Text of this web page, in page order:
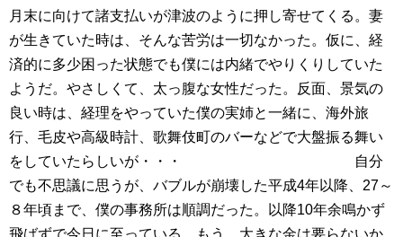
月末に向けて諸支払いが津波のように押し寄せてくる。妻
が生きていた時は、そんな苦労は一切なかった。仮に、経
済的に多少困った状態でも僕には内緒でやりくりしていた
ようだ。やさしくて、太っ腹な女性だった。反面、景気の
良い時は、経理をやっていた僕の実姉と一緒に、海外旅
行、毛皮や高級時計、歌舞伎町のバーなどで大盤振る舞い
をしていたらしいが・・・ 自分
でも不思議に思うが、バブルが崩壊した平成4年以降、27～
８年頃まで、僕の事務所は順調だった。以降10年余鳴かず
飛ばずで今日に至っている。もう、大きな金は要らないか